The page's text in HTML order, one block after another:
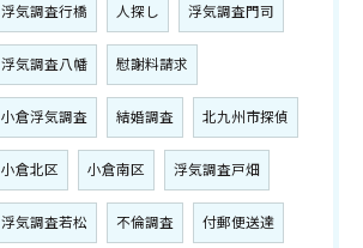
浮気調査行橋 人探し 浮気調査門司
浮気調査八幡 慰謝料請求
小倉浮気調査 結婚調査 北九州市探偵
小倉北区 小倉南区 浮気調査戸畑
浮気調査若松 不倫調査 付郵便送達